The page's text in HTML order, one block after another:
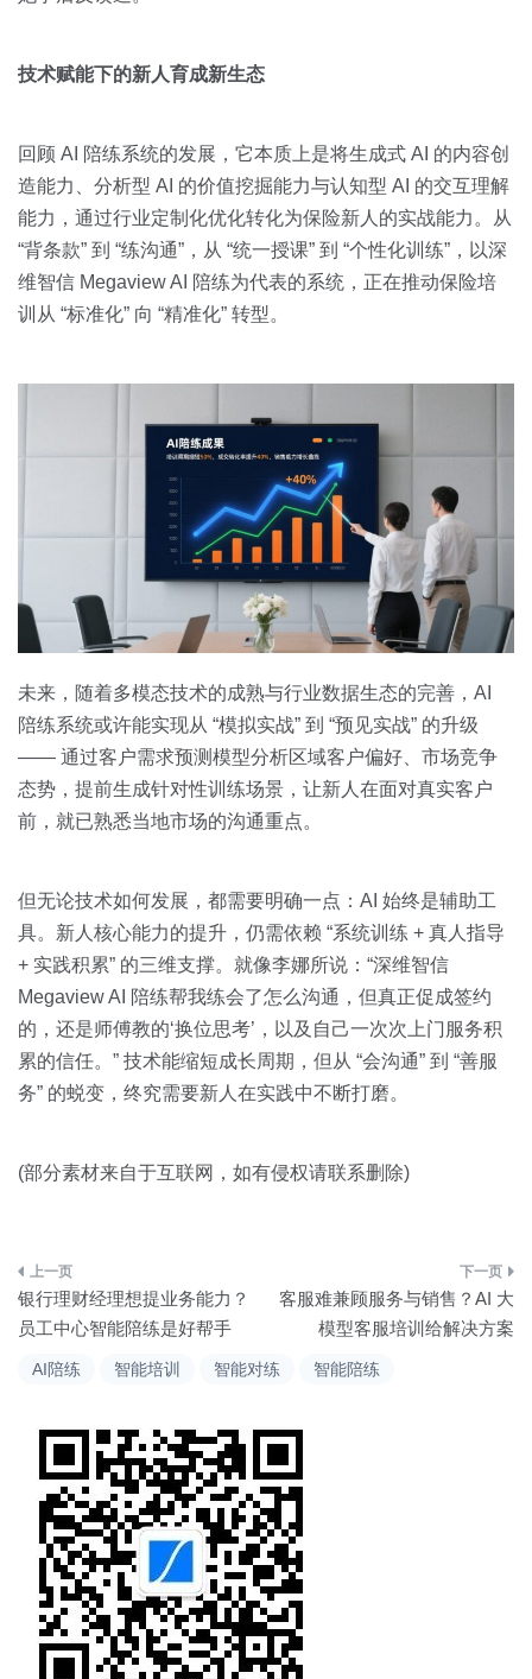
AI陪练 智能培训 智能对练 智能陪练
技术赋能下的新人育成新生态
回顾 AI 陪练系统的发展，它本质上是将生成式 AI 的内容创
造能力、分析型 AI 的价值挖掘能力与认知型 AI 的交互理解
能力，通过行业定制化优化转化为保险新人的实战能力。从
“背条款” 到 “练沟通”，从 “统一授课” 到 “个性化训练”，以深
维智信 Megaview AI 陪练为代表的系统，正在推动保险培
训从 “标准化” 向 “精准化” 转型。
未来，随着多模态技术的成熟与行业数据生态的完善，AI
陪练系统或许能实现从 “模拟实战” 到 “预见实战” 的升级
—— 通过客户需求预测模型分析区域客户偏好、市场竞争
态势，提前生成针对性训练场景，让新人在面对真实客户
前，就已熟悉当地市场的沟通重点。
但无论技术如何发展，都需要明确一点：AI 始终是辅助工
具。新人核心能力的提升，仍需依赖 “系统训练 + 真人指导
+ 实践积累” 的三维支撑。就像李娜所说：“深维智信
Megaview AI 陪练帮我练会了怎么沟通，但真正促成签约
的，还是师傅教的‘换位思考’，以及自己一次次上门服务积
累的信任。” 技术能缩短成长周期，但从 “会沟通” 到 “善服
务” 的蜕变，终究需要新人在实践中不断打磨。
(部分素材来自于互联网，如有侵权请联系删除)
文
章
导
航
银行理财经理想提业务能力？
员工中心智能陪练是好帮手
客服难兼顾服务与销售？AI 大
模型客服培训给解决方案